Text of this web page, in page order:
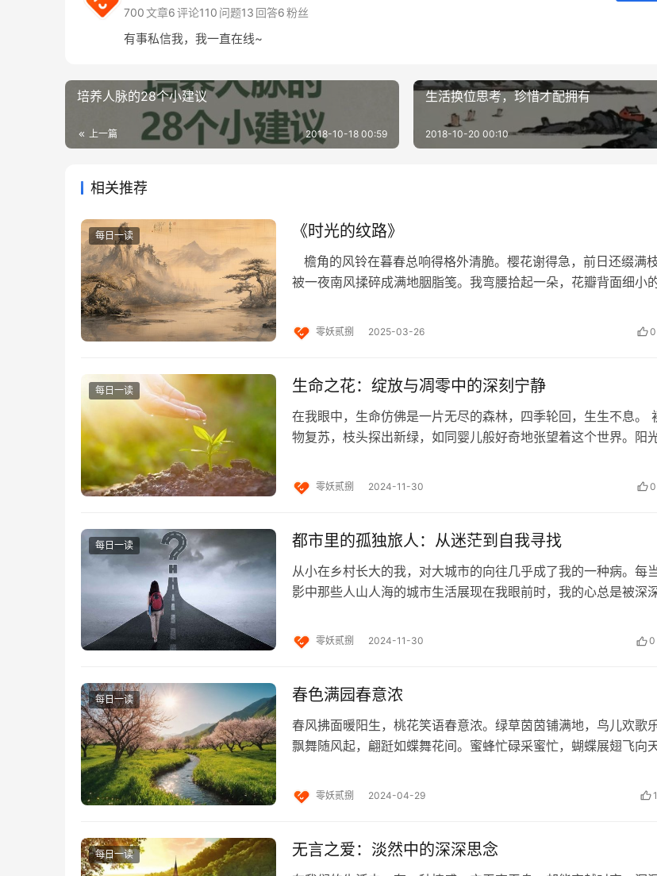
如果对于自己的逻辑能力、表达能力不够自信，就很容易说话没有底气，最好的方法就是，准备一个
...
在对话中，不要用这三种表达，就能让你的气势瞬间拔高。
少用口头禅，尤其是在你忘词的时候，可以直接说“不好意思，我有点记不清了，等我查一下资料”而
2.不要使用疑问句，唯快不破
疑问句不但意味着对方有拒绝的权力，更重要的是，给了对方思考的机会和寻找理由的时间。
举个简单的例子，你想让某人尝某种零食，如果你问他“你要不要吃？”这就条件反射地激起对方的
个！”干脆利落的感叹句把他的反应时间压缩到最短，他就更容易接受。
3.不要解释理由，公事“攻”办
一句话表达一个完整的意思，不要再用短句对其进行补充。
一旦你解释了理由，就拖慢了对话的节奏，给对方更多说服你的思考空间；并且过多的解释本身也
势一些，就轻而易举化解了你的攻势。
...
为什么一些大咖讲话时气势十足？因为他们确信自己说的都是对的，说话当然有底气。所以你在陈述
少用形容词，多用数据
错误说法：“上周在北京大学举办的校招活动效果很好，对比同期其他企业的校招活动，我们到场的
活动的投入。”
效果好在哪里？到场同学有多少？继续投入要多少预算？老板一反问你是不是哑口无言？
如果你想要说得更有底气，必须让数据来说话。
正确说法：“上周在北京大学举办的校招活动，当天到场同学1000人，对比其他友商的的活动，我
动。”
700文章6评论110 问题13 回答6粉丝
有事私信我，我一直在线~
培养人脉的28个小建议
上一篇 2018-10-18 00:59
生活换位思考，珍惜才配拥有
2018-10-20 00:10
相关推荐
每日一读 《时光的纹路》
檐角的风铃在暮春总响得格外清脆。樱花谢得急，前日还缀满枝
被一夜南风揉碎成满地胭脂笺。我弯腰拾起一朵，花瓣背面细小
零妖贰捌 2025-03-26 0
每日一读 生命之花：绽放与凋零中的深刻宁静
在我眼中，生命仿佛是一片无尽的森林，四季轮回，生生不息。
物复苏，枝头探出新绿，如同婴儿般好奇地张望着这个世界。阳
零妖贰捌 2024-11-30 0
每日一读 都市里的孤独旅人：从迷茫到自我寻找
从小在乡村长大的我，对大城市的向往几乎成了我的一种病。每
影中那些人山人海的城市生活展现在我眼前时，我的心总是被深
零妖贰捌 2024-11-30 0
每日一读 春色满园春意浓
春风拂面暖阳生，桃花笑语春意浓。绿草茵茵铺满地，鸟儿欢歌
飘舞随风起，翩跹如蝶舞花间。蜜蜂忙碌采蜜忙，蝴蝶展翅飞向
零妖贰捌 2024-04-29 1
每日一读 无言之爱：淡然中的深深思念